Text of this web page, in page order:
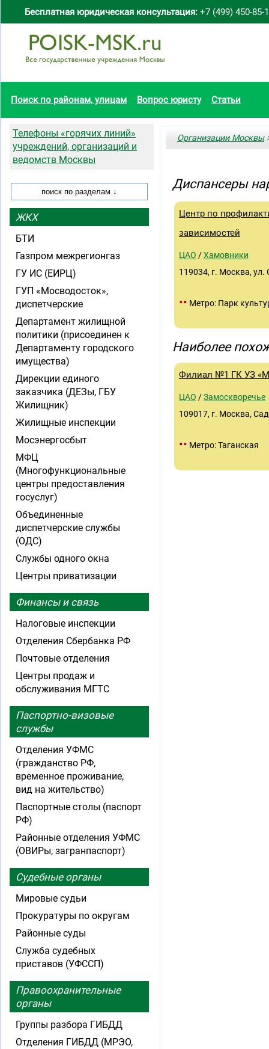
Бесплатная юридическая консультация: +7 (499) 450-85-
Поиск по районам, улицам Вопрос юристу Статьи
Организации Москвы
Диспансеры
Центр по
зависимостей
ЦАО /Хамовники
119034, г. Москва,
•• Метро: Парк
Наиболее
Филиал №1 ГК УЗ
ЦАО /Замоскворечье
109017, г. Москва,
•• Метро: Таганская
Телефоны «горячих линий»
учреждений, организаций и
ведомств Москвы
ЖКХ
БТИ
Газпром межрегионгаз
ГУ ИС (ЕИРЦ)
ГУП «Мосводосток»,
диспетчерские
Департамент жилищной
политики (присоединен к
Департаменту городского
имущества)
Дирекции единого
заказчика (ДЕЗы, ГБУ
Жилищник)
Жилищные инспекции
Мосэнергосбыт
МФЦ
(Многофункциональные
центры предоставления
госуслуг)
Объединенные
диспетчерские службы
(ОДС)
Службы одного окна
Центры приватизации
Финансы и связь
Налоговые инспекции
Отделения Сбербанка РФ
Почтовые отделения
Центры продаж и
обслуживания МГТС
Паспортно-визовые
службы
Отделения УФМС
(гражданство РФ,
временное проживание,
вид на жительство)
Паспортные столы (паспорт
РФ)
Районные отделения УФМС
(ОВИРы, загранпаспорт)
Судебные органы
Мировые судьи
Прокуратуры по округам
Районные суды
Служба судебных
приставов (УФССП)
Правоохранительные
органы
Группы разбора ГИБДД
Отделения ГИБДД (МРЭО,